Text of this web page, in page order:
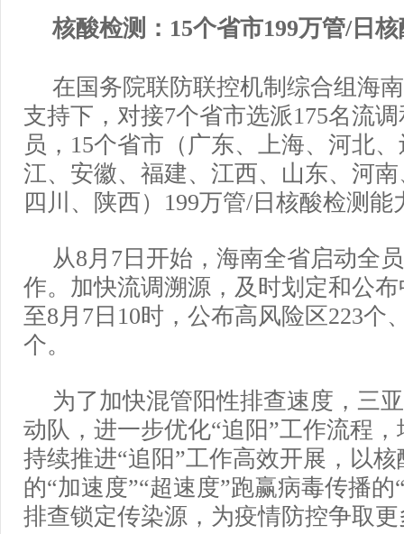
核酸检测：15个省市199万管/日
在国务院联防联控机制综合组海
支持下，对接7个省市选派175名流
员，15个省市（广东、上海、河北
江、安徽、福建、江西、山东、河
四川、陕西）199万管/日核酸检测能
从8月7日开始，海南全省启动全
作。加快流调溯源，及时划定和公
至8月7日10时，公布高风险区223个
个。
为了加快混管阳性排查速度，三
动队，进一步优化“追阳”工作流程
持续推进“追阳”工作高效开展，以
的“加速度”“超速度”跑赢病毒传播的
排查锁定传染源，为疫情防控争取